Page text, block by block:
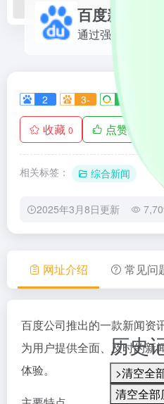
历史
>清空全
清空全部
百度新闻
2 3-
收藏 0 点赞
相关标签： 综合新闻
2025年3月8日更新
网址介绍 常见问
百度公司推出的一款新闻资
为用户提供全面、及时的新
体验。